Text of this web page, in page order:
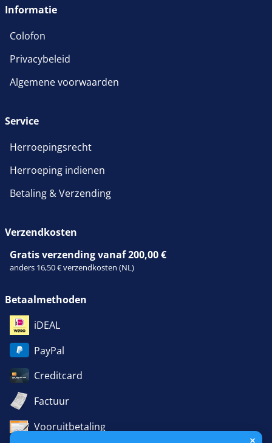
Informatie
Colofon
Privacybeleid
Algemene voorwaarden
Service
Herroepingsrecht
Herroeping indienen
Betaling & Verzending
Verzendkosten
Gratis verzending vanaf 200,00 €
anders 16,50 € verzendkosten (NL)
Betaalmethoden
iDEAL
PayPal
Creditcard
Factuur
Vooruitbetaling